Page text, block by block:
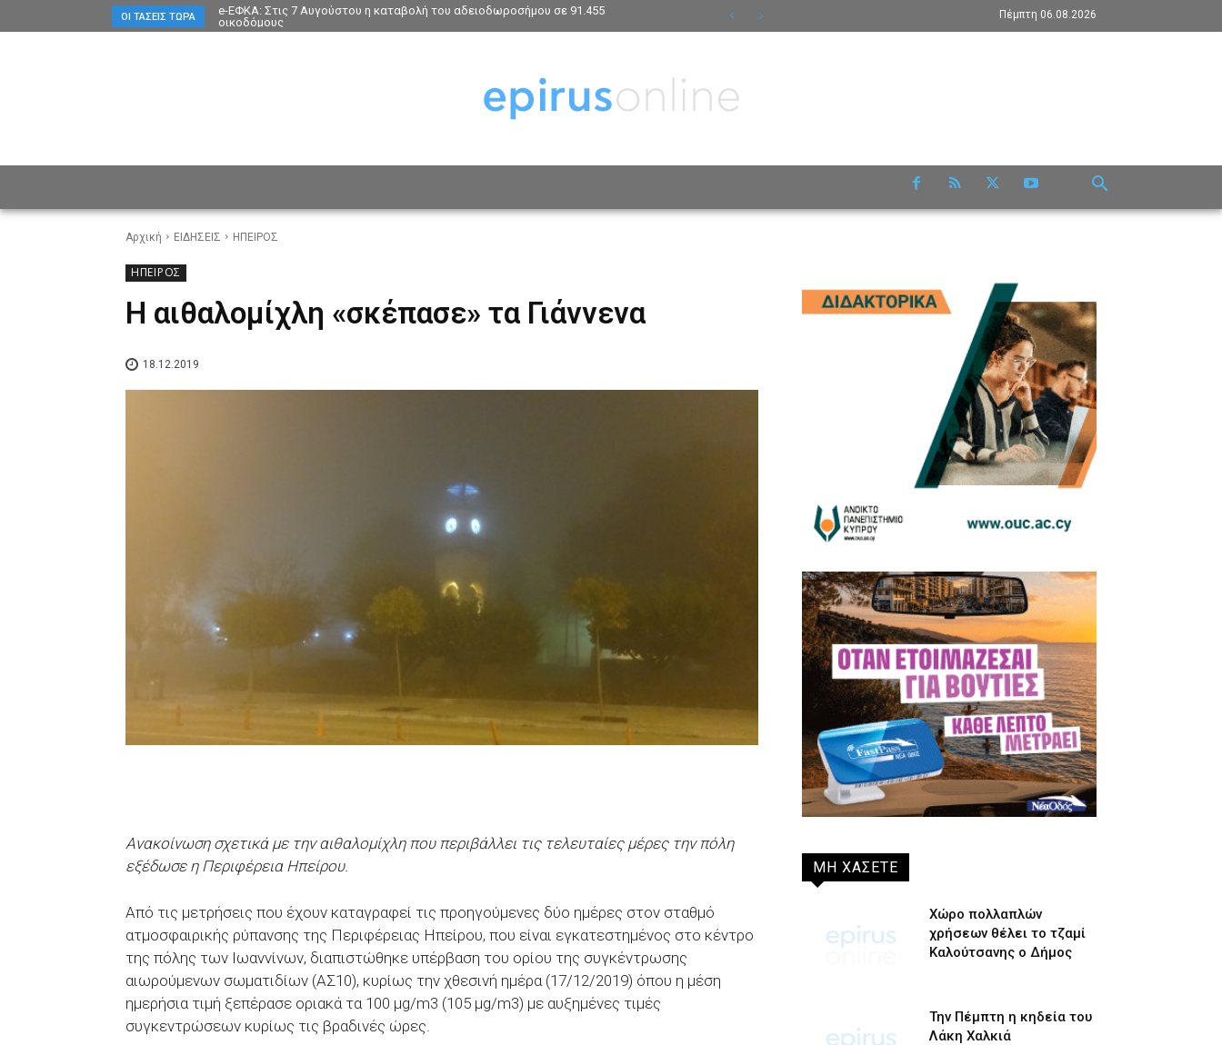
ΟΙ ΤΆΣΕΙΣ ΤΏΡΑ
e-ΕΦΚΑ: Στις 7 Αυγούστου η καταβολή του αδειοδωροσήμου σε 91.455
οικοδόμους
Πέμπτη 06.08.2026
Αρχική ΕΙΔΗΣΕΙΣ ΗΠΕΙΡΟΣ
ΗΠΕΙΡΟΣ
Η αιθαλομίχλη «σκέπασε» τα Γιάννενα
18.12.2019
Ανακοίνωση σχετικά με την αιθαλομίχλη που περιβάλλει τις τελευταίες μέρες την πόλη
εξέδωσε η Περιφέρεια Ηπείρου.
Από τις μετρήσεις που έχουν καταγραφεί τις προηγούμενες δύο ημέρες στον σταθμό
ατμοσφαιρικής ρύπανσης της Περιφέρειας Ηπείρου, που είναι εγκατεστημένος στο κέντρο
της πόλης των Ιωαννίνων, διαπιστώθηκε υπέρβαση του ορίου της συγκέντρωσης
αιωρούμενων σωματιδίων (ΑΣ10), κυρίως την χθεσινή ημέρα (17/12/2019) όπου η μέση
ημερήσια τιμή ξεπέρασε οριακά τα 100 μg/m3 (105 μg/m3) με αυξημένες τιμές
συγκεντρώσεων κυρίως τις βραδινές ώρες.
ΜΗ ΧΑΣΕΤΕ
Χώρο πολλαπλών
χρήσεων θέλει το τζαμί
Καλούτσανης ο Δήμος
Την Πέμπτη η κηδεία του
Λάκη Χαλκιά